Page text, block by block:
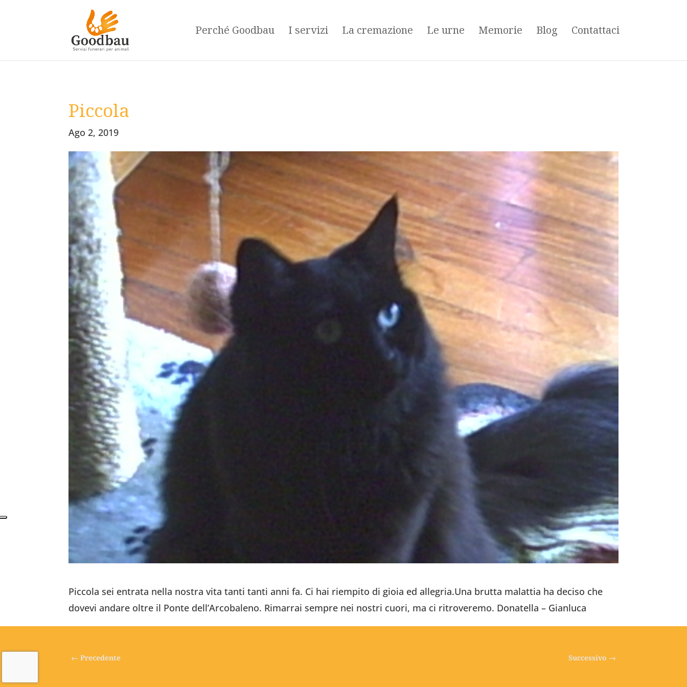
Perché Goodbau I servizi La cremazione Le urne Memorie Blog Contattaci
Piccola
Ago 2, 2019
Piccola sei entrata nella nostra vita tanti tanti anni fa. Ci hai riempito di gioia ed allegria.Una brutta malattia ha deciso che
dovevi andare oltre il Ponte dell’Arcobaleno. Rimarrai sempre nei nostri cuori, ma ci ritroveremo. Donatella – Gianluca
←Precedente Successivo →